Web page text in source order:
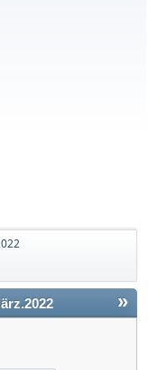
»